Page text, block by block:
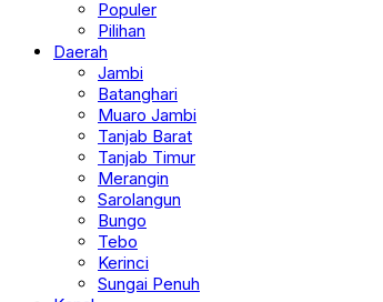
Populer
Pilihan
Daerah
Jambi
Batanghari
Muaro Jambi
Tanjab Barat
Tanjab Timur
Merangin
Sarolangun
Bungo
Tebo
Kerinci
Sungai Penuh